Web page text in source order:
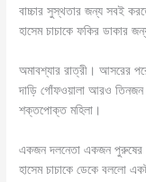
বাচ্চার সুস্থতার জন্য সবই
হাসেম চাচাকে ফকির ডাকার
অমাবশ্যার রাত্রী। আসরের
দাড়ি গোঁফওয়ালা আরও
শক্তপোক্ত মহিলা।
একজন দলনেতা একজন পুরুষের
হাসেম চাচাকে ডেকে বললো